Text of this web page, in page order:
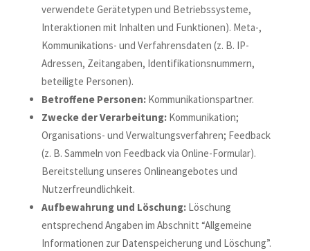
verwendete Gerätetypen und Betriebssysteme,
Interaktionen mit Inhalten und Funktionen). Meta-,
Kommunikations- und Verfahrensdaten (z. B. IP-
Adressen, Zeitangaben, Identifikationsnummern,
beteiligte Personen).
Betroffene Personen:Kommunikationspartner.
Zwecke der Verarbeitung:Kommunikation;
Organisations- und Verwaltungsverfahren; Feedback
(z. B. Sammeln von Feedback via Online-Formular).
Bereitstellung unseres Onlineangebotes und
Nutzerfreundlichkeit.
Aufbewahrung und Löschung:Löschung
entsprechend Angaben im Abschnitt “Allgemeine
Informationen zur Datenspeicherung und Löschung”.